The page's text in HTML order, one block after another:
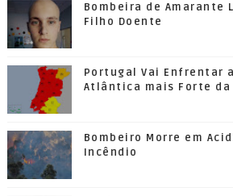
Bombeira de Amarante
Filho Doente
Portugal Vai Enfrentar
Atlântica mais Forte da
Bombeiro Morre em
Incêndio